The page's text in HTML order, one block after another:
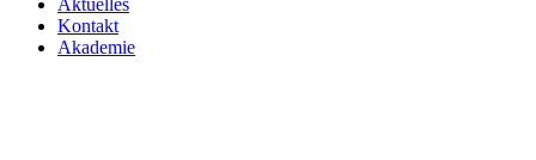
Aktuelles
Kontakt
Akademie